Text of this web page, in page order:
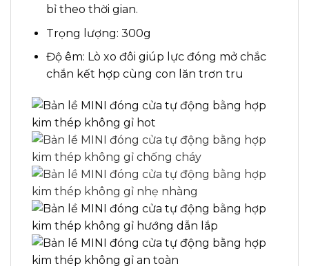
bỉ theo thời gian.
Trọng lượng: 300g
Độ êm: Lò xo đôi giúp lực đóng mở chắc
chắn kết hợp cùng con lăn trơn tru